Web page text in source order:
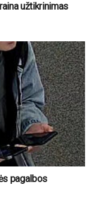
užtikrinimas
pagalbos